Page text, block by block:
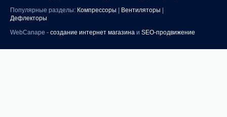
Популярные разделы: Компрессоры Вентиляторы
Дефлекторы
WebCanape - создание интернет магазина и SEO-продвижение